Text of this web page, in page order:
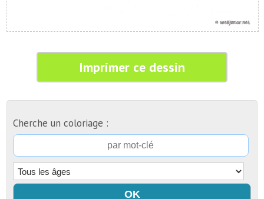
Imprimer ce dessin
Cherche un coloriage :